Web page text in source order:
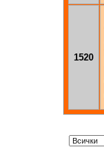
1520